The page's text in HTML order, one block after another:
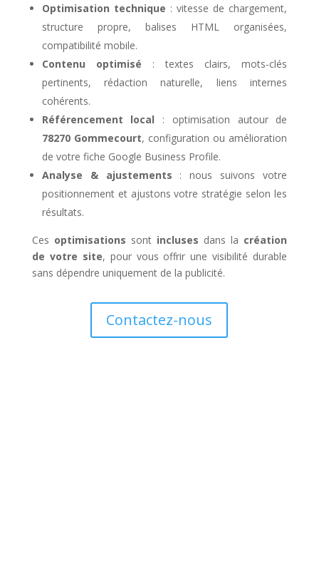
Optimisation technique : vitesse de chargement,
structure propre, balises HTML organisées,
compatibilité mobile.
Contenu optimisé : textes clairs, mots-clés
pertinents, rédaction naturelle, liens internes
cohérents.
Référencement local : optimisation autour de
78270 Gommecourt, configuration ou amélioration
de votre fiche Google Business Profile.
Analyse & ajustements : nous suivons votre
positionnement et ajustons votre stratégie selon les
résultats.
Ces optimisations sont incluses dans la création
de votre site, pour vous offrir une visibilité durable
sans dépendre uniquement de la publicité.
Contactez-nous